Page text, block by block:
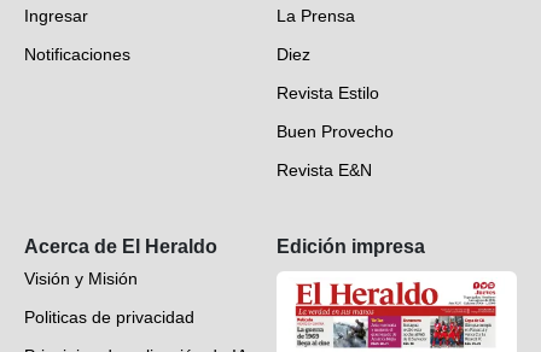
Deportes
Videos
Ingresar
Notificaciones
La Prensa
Diez
Revista Estilo
Buen Provecho
Revista E&N
Acerca de El Heraldo
Visión y Misión
Politicas de privacidad
Edición impresa